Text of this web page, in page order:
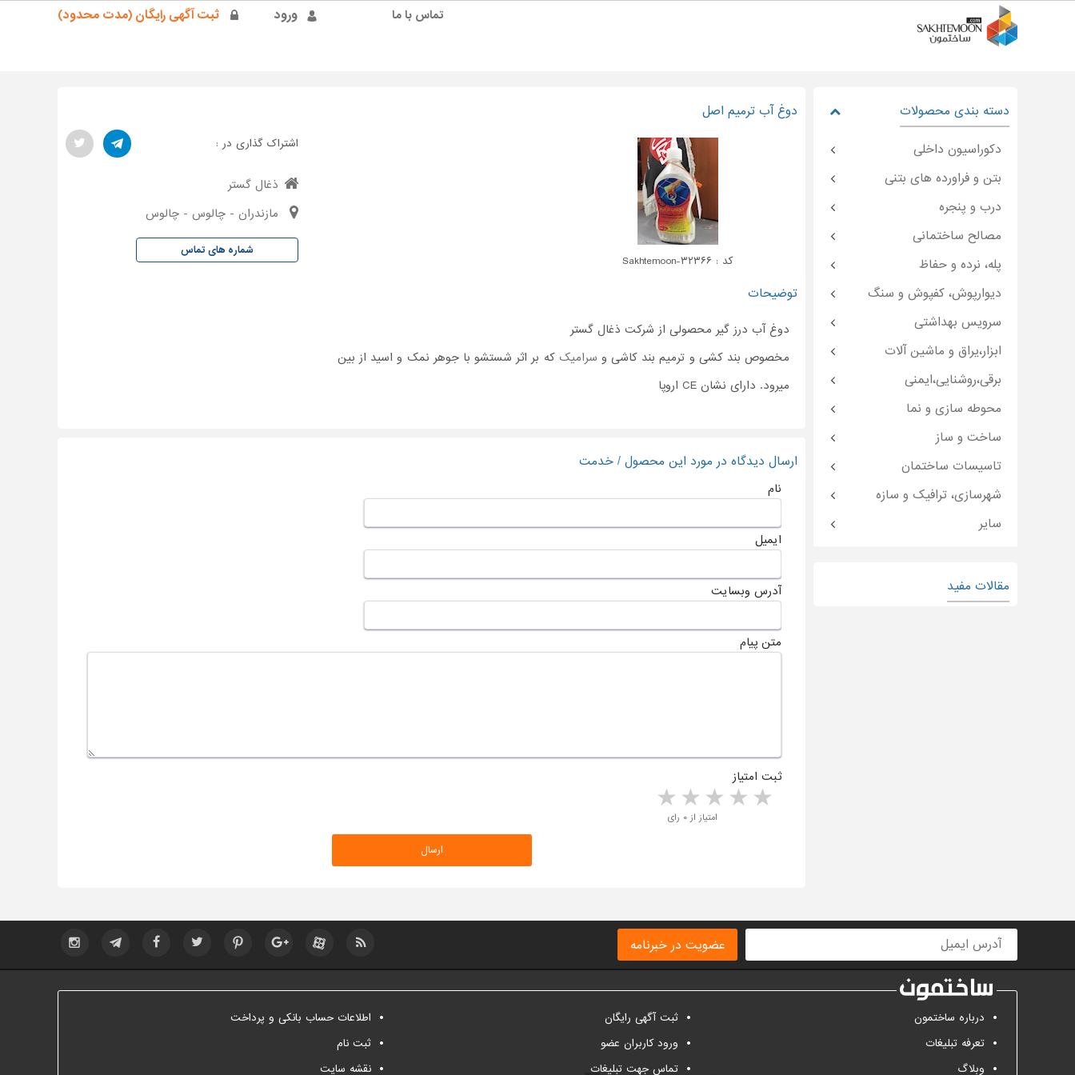
ورود ثبت آگهی رایگان (مدت محدود) تماس با ما
دوغ آب ترمیم اصل
کد : Sakhtemoon-۳۲۳۶۶
توضیحات
دوغ آب درز گیر محصولی از شرکت ذغال گستر
مخصوص بند کشی و ترمیم بند کاشی و سرامیک که بر اثر شستشو با جوهر نمک و اسید از بین
میرود. دارای نشان CE اروپا
اشتراک گذاری در :
ذغال گستر
مازندران - چالوس - چالوس
شماره های تماس
ارسال دیدگاه در مورد این محصول / خدمت
نام
ایمیل
آدرس وبسایت
متن پیام
ثبت امتیاز
4 stars 3 stars 2 stars 1 star امتیاز از ۰ رای
دسته بندی محصولات
دکوراسیون داخلی
بتن و فراورده های بتنی
درب و پنجره
مصالح ساختمانی
پله، نرده و حفاظ
دیوارپوش، کفپوش و سنگ
سرویس بهداشتی
ابزار،یراق و ماشین آلات
برقی،روشنایی،ایمنی
محوطه سازی و نما
ساخت و ساز
تاسیسات ساختمان
شهرسازی، ترافیک و سازه
سایر
مقالات مفید
عضویت در خبرنامه
درباره ساختمون
تعرفه تبلیغات
وبلاگ
ثبت آگهی رایگان
ورود کاربران عضو
تماس جهت تبلیغات
اطلاعات حساب بانکی و پرداخت
ثبت نام
نقشه سایت